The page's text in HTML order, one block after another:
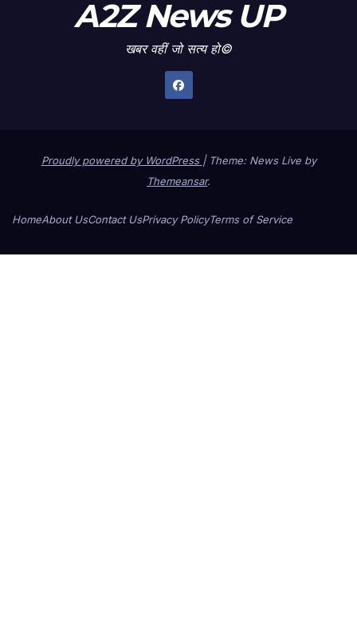
A2Z News UP
खबर वहीं जो सत्य हो©
Proudly powered by WordPress | Theme: News Live by
Themeansar.
HomeAbout UsContact UsPrivacy PolicyTerms of Service